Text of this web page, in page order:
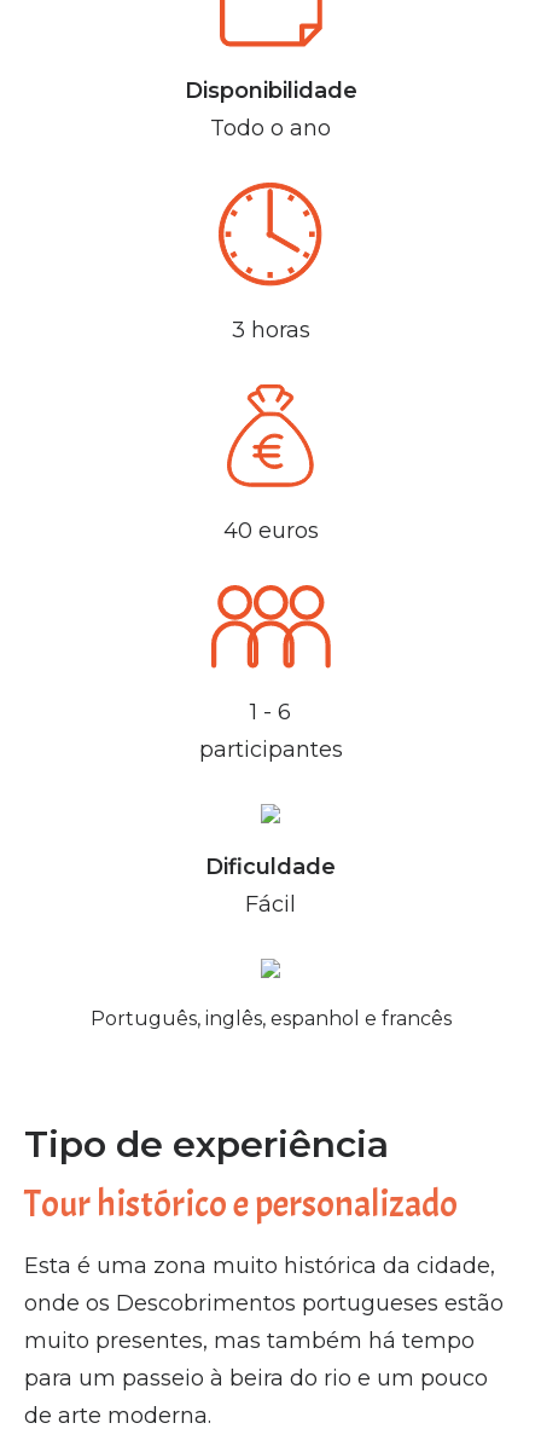
Disponibilidade
Todo o ano
3 horas
40 euros
1 - 6
participantes
Dificuldade
Fácil
Português, inglês, espanhol e francês
Tipo de experiência
Tour histórico e personalizado
Esta é uma zona muito histórica da cidade,
onde os Descobrimentos portugueses estão
muito presentes, mas também há tempo
para um passeio à beira do rio e um pouco
de arte moderna.